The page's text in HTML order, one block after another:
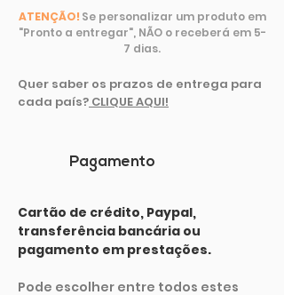
ATENÇÃO! Se personalizar um produto em
"Pronto a entregar", NÃO o receberá em 5-
7 dias.
Quer saber os prazos de entrega para
cada país? CLIQUE AQUI!
Pagamento
Cartão de crédito, Paypal,
transferência bancária ou
pagamento em prestações.
Pode escolher entre todos estes